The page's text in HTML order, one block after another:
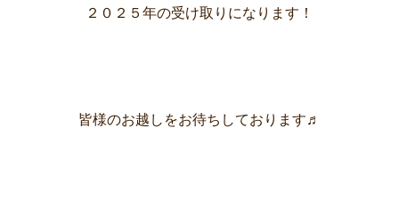
２０２５年の受け取りになります！
皆様のお越しをお待ちしております♬